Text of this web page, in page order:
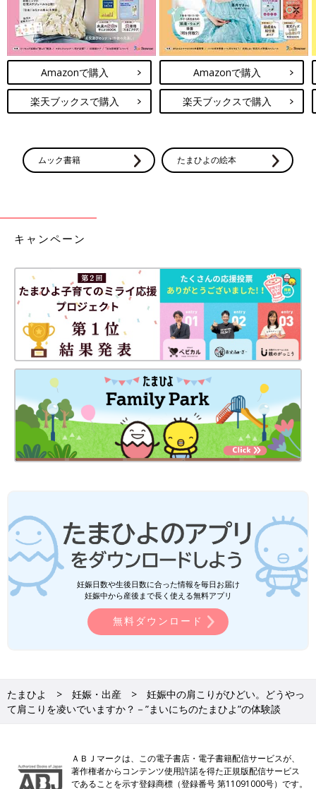
Amazonで購入
楽天ブックスで購入
Amazonで購入
楽天ブックスで購入
ムック書籍 たまひよの絵本
キャンペーン
妊娠日数や生後日数に合った情報を毎日お届け
妊娠中から産後まで長く使える無料アプリ
無料ダウンロード
たまひよ 妊娠・出産
妊娠中の肩こりがひどい。どうやっ
て肩こりを凌いでいますか？－”まいにちのたまひよ”の体験談
ＡＢＪマークは、この電子書店・電子書籍配信サービスが、
著作権者からコンテンツ使用許諾を得た正規版配信サービス
であることを示す登録商標（登録番号 第11091000号）です。